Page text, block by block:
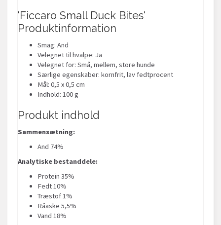
'Ficcaro Small Duck Bites'
Produktinformation
Smag: And
Velegnet til hvalpe: Ja
Velegnet for: Små, mellem, store hunde
Særlige egenskaber: kornfrit, lav fedtprocent
Mål: 0,5 x 0,5 cm
Indhold: 100 g
Produkt indhold
Sammensætning:
And 74%
Analytiske bestanddele:
Protein 35%
Fedt 10%
Træstof 1%
Råaske 5,5%
Vand 18%